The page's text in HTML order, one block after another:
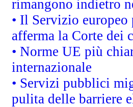
rimangono indietro
• Il Servizio europeo
afferma la Corte dei
• Norme UE più
internazionale
• Servizi pubblici
pulita delle barriere